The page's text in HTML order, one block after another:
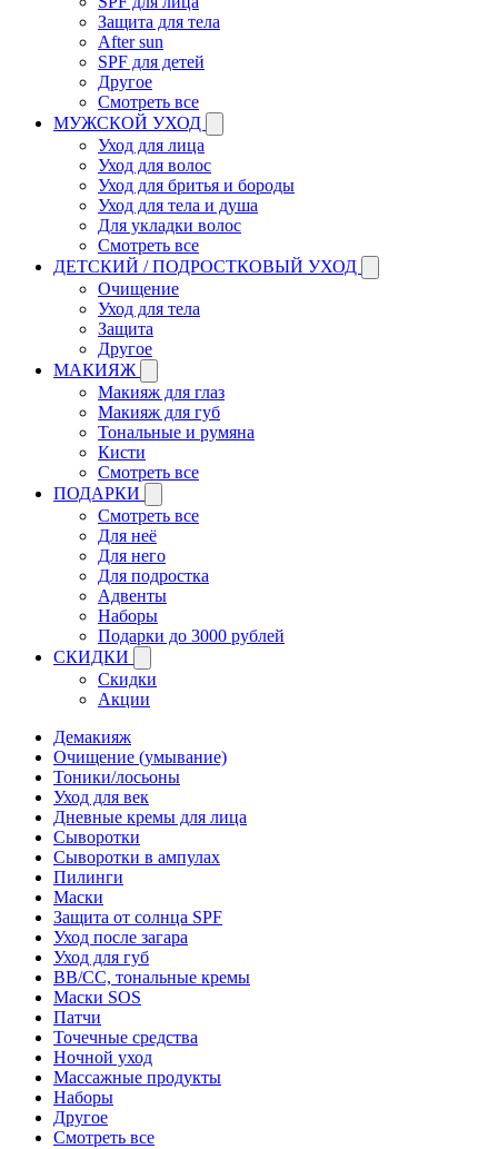
Защита для тела
After sun
SPF для детей
Другое
Смотреть все
МУЖСКОЙ УХОД
Уход для лица
Уход для волос
Уход для бритья и бороды
Уход для тела и душа
Для укладки волос
Смотреть все
ДЕТСКИЙ / ПОДРОСТКОВЫЙ УХОД
Очищение
Уход для тела
Защита
Другое
МАКИЯЖ
Макияж для глаз
Макияж для губ
Тональные и румяна
Кисти
Смотреть все
ПОДАРКИ
Смотреть все
Для неё
Для него
Для подростка
Адвенты
Наборы
Подарки до 3000 рублей
СКИДКИ
Скидки
Акции
Демакияж
Очищение (умывание)
Тоники/лосьоны
Уход для век
Дневные кремы для лица
Сыворотки
Сыворотки в ампулах
Пилинги
Маски
Защита от солнца SPF
Уход после загара
Уход для губ
BB/CC, тональные кремы
Маски SOS
Патчи
Точечные средства
Ночной уход
Массажные продукты
Наборы
Другое
Смотреть все